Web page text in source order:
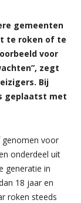
gemeenten
te roken of te
voor
zegt
Bij
geplaatst met
voor
onderdeel uit
generatie in
18 jaar en
roken steeds